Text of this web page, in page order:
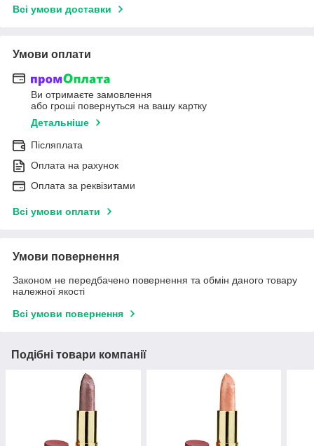
Всі умови доставки
Умови оплати
Ви отримаєте замовлення
або гроші повернуться на вашу картку
Детальніше
Післяплата
Оплата на рахунок
Оплата за реквізитами
Всі умови оплати
Умови повернення
Законом не передбачено повернення та обмін даного товару
належної якості
Всі умови повернення
Подібні товари компанії